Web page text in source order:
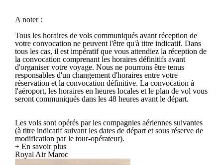
A noter :
Tous les horaires de vols communiqués avant réception de
votre convocation ne peuvent l'être qu'à titre indicatif. Dans
tous les cas, il est impératif que vous attendiez la réception de
la convocation comprenant les horaires définitifs avant
d'organiser votre voyage. Nous ne pourrons être tenus
responsables d'un changement d'horaires entre votre
réservation et la convocation définitive. La convocation à
l'aéroport, les horaires en heures locales et le plan de vol vous
seront communiqués dans les 48 heures avant le départ.
Les vols sont opérés par les compagnies aériennes suivantes
(à titre indicatif suivant les dates de départ et sous réserve de
modification par le tour-opérateur).
+ En savoir plus
Royal Air Maroc